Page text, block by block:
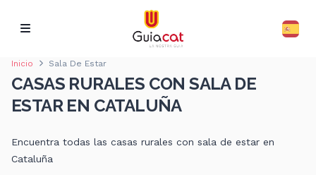
Inicio Sala De Estar
CASAS RURALES CON SALA DE
ESTAR EN CATALUÑA
Encuentra todas las casas rurales con sala de estar en
Cataluña